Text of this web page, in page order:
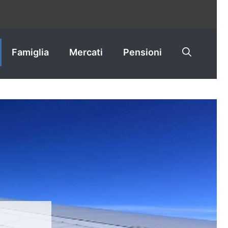
Famiglia Mercati Pensioni